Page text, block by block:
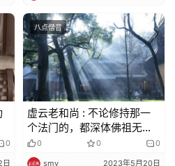
0
八点僧音
虚云老和尚 : 不论修持那一
个法门的，都深体佛祖无诤
之旨，勿再同室操戈
0 0 0
smy 2023年5月20日